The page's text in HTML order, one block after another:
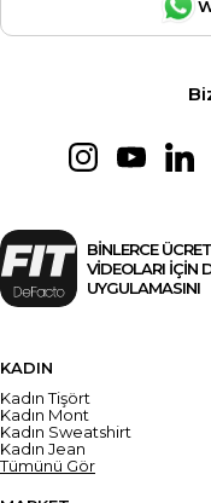
BİNLERCE
VİDEOLARI İÇİN
UYGULAMASINI
KADIN
Kadın Tişört
Kadın Mont
Kadın Sweatshirt
Kadın Jean
Tümünü Gör